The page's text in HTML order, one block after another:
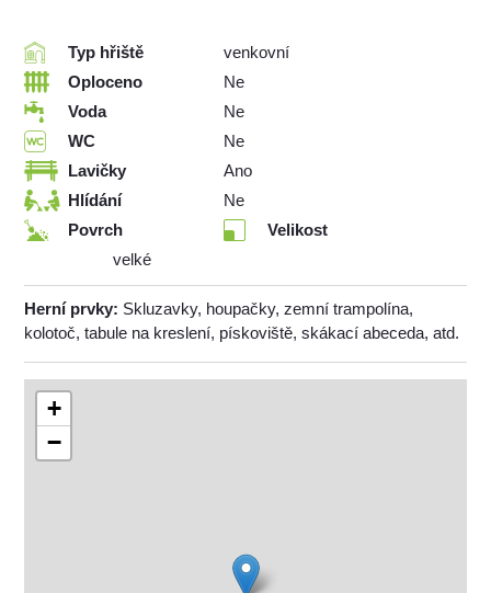
Typ hřiště
venkovní
Oploceno
Ne
Voda
Ne
WC
Ne
Lavičky
Ano
Hlídání
Ne
Povrch
Velikost
velké
Herní prvky: Skluzavky, houpačky, zemní trampolína,
kolotoč, tabule na kreslení, pískoviště, skákací abeceda, atd.
+
−